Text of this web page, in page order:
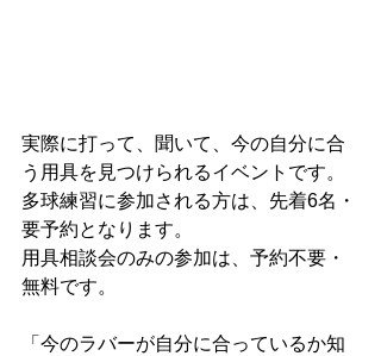
実際に打って、聞いて、今の自分に合
う用具を見つけられるイベントです。
多球練習に参加される方は、先着6名・
要予約となります。
用具相談会のみの参加は、予約不要・
無料です。
「今のラバーが自分に合っているか知